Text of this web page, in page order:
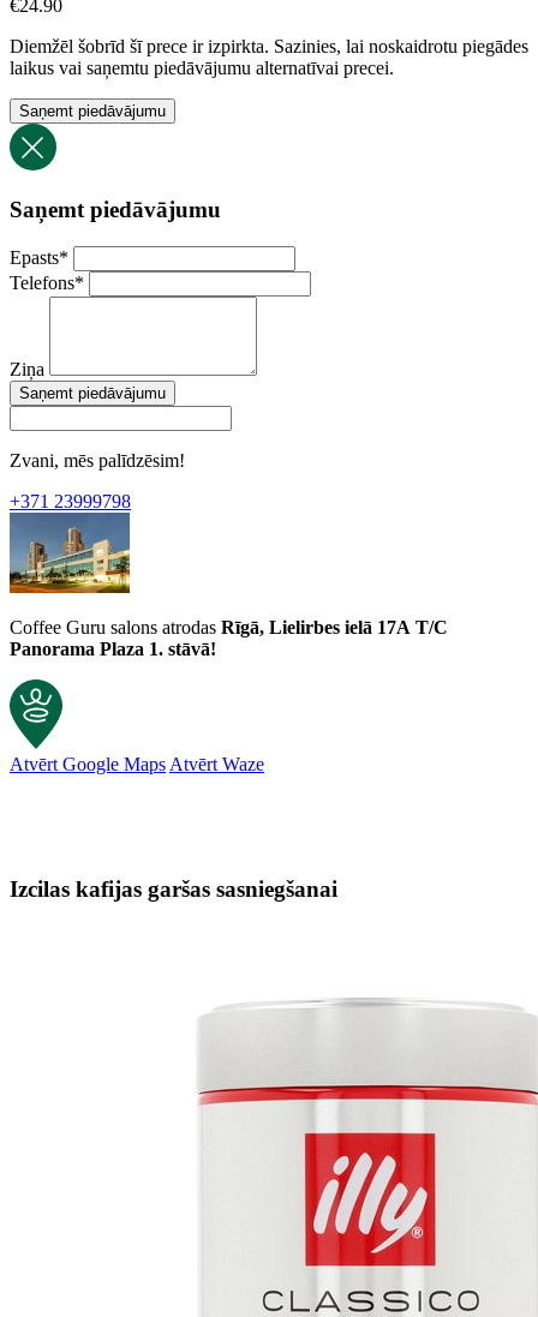
€24.90
Diemžēl šobrīd šī prece ir izpirkta. Sazinies, lai noskaidrotu piegādes
laikus vai saņemtu piedāvājumu alternatīvai precei.
Saņemt piedāvājumu
Saņemt piedāvājumu
Epasts*
Telefons*
Ziņa
Saņemt piedāvājumu
Zvani, mēs palīdzēsim!
+371 23999798
Coffee Guru salons atrodas Rīgā, Lielirbes ielā 17A T/C
Panorama Plaza 1. stāvā!
Atvērt Google Maps Atvērt Waze
Izcilas kafijas garšas sasniegšanai